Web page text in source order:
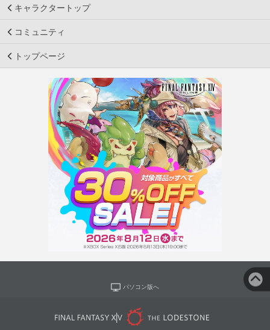
キャラクタートップ
コミュニティ
トップページ
パソコン版へ